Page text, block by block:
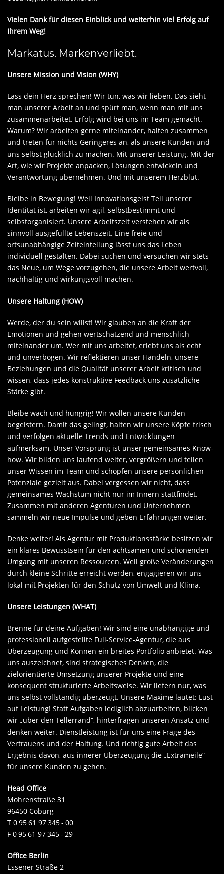
Vielen Dank für diesen Einblick und weiterhin viel Erfolg auf
Ihrem Weg!
Markatus. Markenverliebt.
Unsere Mission und Vision (WHY)
Lass dein Herz sprechen! Wir tun, was wir lieben. Das sieht
man unserer Arbeit an und spürt man, wenn man mit uns
zusammenarbeitet. Erfolg wird bei uns im Team gemacht.
Warum? Wir arbeiten gerne miteinander, halten zusammen
und treten für nichts Geringeres an, als unsere Kunden und
uns selbst glücklich zu machen. Mit unserer Leistung. Mit der
Art, wie wir Projekte anpacken, Lösungen entwickeln und
Verantwortung übernehmen. Und mit unserem Herzblut.
Bleibe in Bewegung! Weil Innovationsgeist Teil unserer
Identität ist, arbeiten wir agil, selbstbestimmt und
selbstorganisiert. Unsere Arbeitszeit verstehen wir als
sinnvoll ausgefüllte Lebenszeit. Eine freie und
ortsunabhängige Zeiteinteilung lässt uns das Leben
individuell gestalten. Dabei suchen und versuchen wir stets
das Neue, um Wege vorzugehen, die unsere Arbeit wertvoll,
nachhaltig und wirkungsvoll machen.
Unsere Haltung (HOW)
Werde, der du sein willst! Wir glauben an die Kraft der
Emotionen und gehen wertschätzend und menschlich
miteinander um. Wer mit uns arbeitet, erlebt uns als echt
und unverbogen. Wir reflektieren unser Handeln, unsere
Beziehungen und die Qualität unserer Arbeit kritisch und
wissen, dass jedes konstruktive Feedback uns zusätzliche
Stärke gibt.
Bleibe wach und hungrig! Wir wollen unsere Kunden
begeistern. Damit das gelingt, halten wir unsere Köpfe frisch
und verfolgen aktuelle Trends und Entwicklungen
aufmerksam. Unser Vorsprung ist unser gemeinsames Know-
how. Wir bilden uns laufend weiter, vergrößern und teilen
unser Wissen im Team und schöpfen unsere persönlichen
Potenziale gezielt aus. Dabei vergessen wir nicht, dass
gemeinsames Wachstum nicht nur im Innern stattfindet.
Zusammen mit anderen Agenturen und Unternehmen
sammeln wir neue Impulse und geben Erfahrungen weiter.
Denke weiter! Als Agentur mit Produktionsstärke besitzen wir
ein klares Bewusstsein für den achtsamen und schonenden
Umgang mit unseren Ressourcen. Weil große Veränderungen
durch kleine Schritte erreicht werden, engagieren wir uns
lokal mit Projekten für den Schutz von Umwelt und Klima.
Unsere Leistungen (WHAT)
Brenne für deine Aufgaben! Wir sind eine unabhängige und
professionell aufgestellte Full-Service-Agentur, die aus
Überzeugung und Können ein breites Portfolio anbietet. Was
uns auszeichnet, sind strategisches Denken, die
zielorientierte Umsetzung unserer Projekte und eine
konsequent strukturierte Arbeitsweise. Wir liefern nur, was
uns selbst vollständig überzeugt. Unsere Maxime lautet: Lust
auf Leistung! Statt Aufgaben lediglich abzuarbeiten, blicken
wir „über den Tellerrand“, hinterfragen unseren Ansatz und
denken weiter. Dienstleistung ist für uns eine Frage des
Vertrauens und der Haltung. Und richtig gute Arbeit das
Ergebnis davon, aus innerer Überzeugung die „Extrameile“
für unsere Kunden zu gehen.
Head Office
Mohrenstraße 31
96450 Coburg
T 0 95 61 97 345 - 00
F 0 95 61 97 345 - 29
Office Berlin
Essener Straße 2